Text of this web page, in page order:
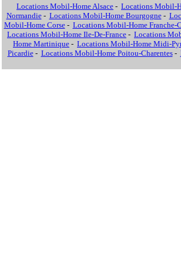
Locations Mobil-Home Alsace - Locations Mobil-
Normandie- Locations Mobil-Home Bourgogne-
Mobil-Home Corse- Locations Mobil-Home Franche-
Locations Mobil-Home Ile-De-France - Locations
Home Martinique - Locations Mobil-Home Midi-
Picardie- Locations Mobil-Home Poitou-Charentes-